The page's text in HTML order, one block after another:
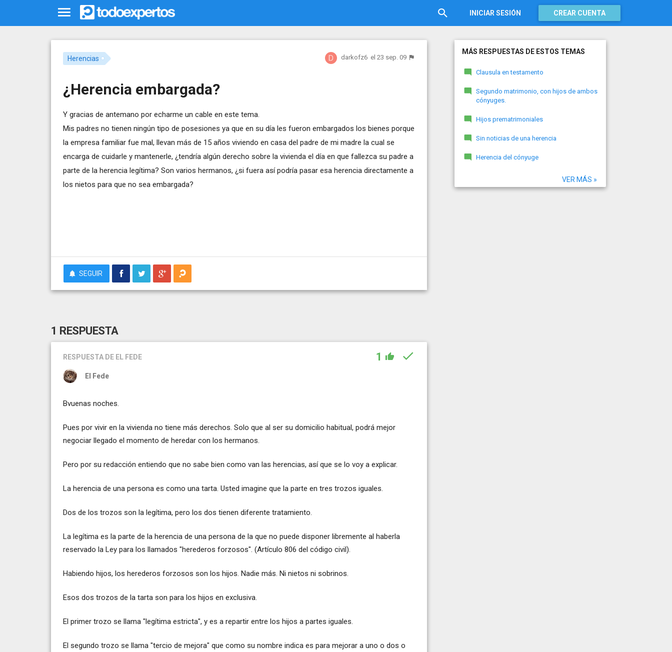
INICIAR SESIÓN CREAR CUENTA
Herencias darkofz6 el 23 sep. 09
¿Herencia embargada?
Y gracias de antemano por echarme un cable en este tema.
Mis padres no tienen ningún tipo de posesiones ya que en su día les fueron embargados los bienes porque
la empresa familiar fue mal, llevan más de 15 años viviendo en casa del padre de mi madre la cual se
encarga de cuidarle y mantenerle, ¿tendría algún derecho sobre la vivienda el día en que fallezca su padre a
parte de la herencia legítima? Son varios hermanos, ¿si fuera así podría pasar esa herencia directamente a
los nietos para que no sea embargada?
SEGUIR
1 RESPUESTA
RESPUESTA DE EL FEDE 1
El Fede
Bvuenas noches.
Pues por vivir en la vivienda no tiene más derechos. Solo que al ser su domicilio habitual, podrá mejor
negociar llegado el momento de heredar con los hermanos.
Pero por su redacción entiendo que no sabe bien como van las herencias, así que se lo voy a explicar.
La herencia de una persona es como una tarta. Usted imagine que la parte en tres trozos iguales.
Dos de los trozos son la legítima, pero los dos tienen diferente tratamiento.
La legítima es la parte de la herencia de una persona de la que no puede disponer libremente al haberla
reservado la Ley para los llamados "herederos forzosos". (Artículo 806 del código civil).
Habiendo hijos, los herederos forzosos son los hijos. Nadie más. Ni nietos ni sobrinos.
Esos dos trozos de la tarta son para los hijos en exclusiva.
El primer trozo se llama "legítima estricta", y es a repartir entre los hijos a partes iguales.
El segundo trozo se llama "tercio de mejora" que como su nombre indica es para mejorar a uno o dos o
MÁS RESPUESTAS DE ESTOS TEMAS
Clausula en testamento
Segundo matrimonio, con hijos de ambos
cónyuges.
Hijos prematrimoniales
Sin noticias de una herencia
Herencia del cónyuge
VER MÁS »